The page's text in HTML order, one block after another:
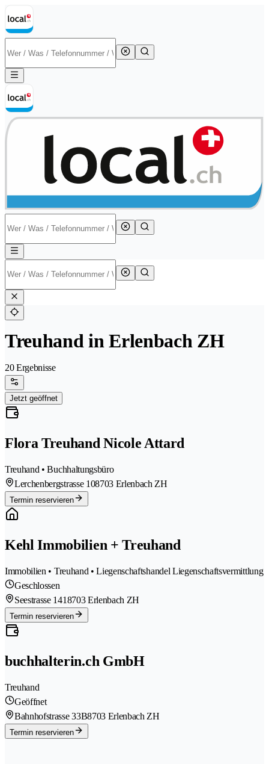
Treuhand in Erlenbach ZH
20 Ergebnisse
Jetzt geöffnet
Flora Treuhand Nicole Attard
Treuhand • Buchhaltungsbüro
Lerchenbergstrasse 108703 Erlenbach ZH
Termin reservieren
Kehl Immobilien + Treuhand
Immobilien • Treuhand • Liegenschaftshandel Liegenschaftsvermittlung
Geschlossen
Seestrasse 1418703 Erlenbach ZH
Termin reservieren
buchhalterin.ch GmbH
Treuhand
Geöffnet
Bahnhofstrasse 33B8703 Erlenbach ZH
Termin reservieren